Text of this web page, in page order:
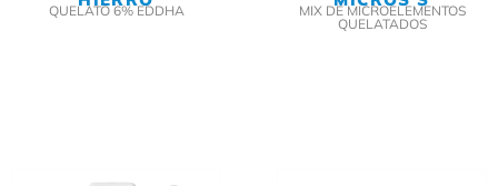
QUELATO 6% EDDHA
MIX DE MICROELEMENTOS
QUELATADOS